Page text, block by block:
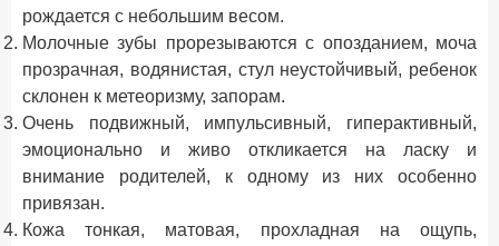
рождается с небольшим весом.
Молочные зубы прорезываются с опозданием, моча
прозрачная, водянистая, стул неустойчивый, ребенок
склонен к метеоризму, запорам.
Очень подвижный, импульсивный, гиперактивный,
эмоционально и живо откликается на ласку и
внимание родителей, к одному из них особенно
привязан.
Кожа тонкая, матовая, прохладная на ощупь,